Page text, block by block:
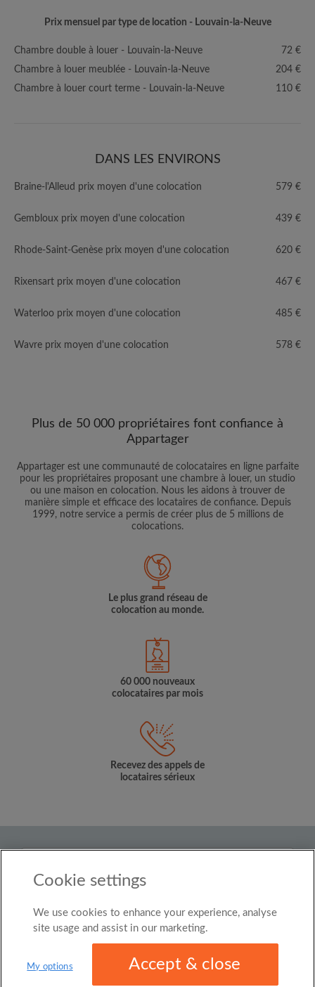
Prix mensuel par type de location - Louvain-la-Neuve
Chambre double à louer - Louvain-la-Neuve
72 €
Chambre à louer meublée - Louvain-la-Neuve
204 €
Chambre à louer court terme - Louvain-la-Neuve
110 €
DANS LES ENVIRONS
Braine-l'Alleud prix moyen d'une colocation 579 €
Gembloux prix moyen d'une colocation 439 €
Rhode-Saint-Genèse prix moyen d'une colocation 620 €
Rixensart prix moyen d'une colocation 467 €
Waterloo prix moyen d'une colocation 485 €
Wavre prix moyen d'une colocation 578 €
Plus de 50 000 propriétaires font confiance à
Appartager
Appartager est une communauté de colocataires en ligne parfaite
pour les propriétaires proposant une chambre à louer, un studio
ou une maison en colocation. Nous les aidons à trouver de
manière simple et efficace des locataires de confiance. Depuis
1999, notre service a permis de créer plus de 5 millions de
colocations.
Le plus grand réseau de
colocation au monde.
60 000 nouveaux
colocataires par mois
Recevez des appels de
locataires sérieux
Belgium
© Roomgo Limited 2025 - 21 Market Place, Stockport,
United Kingdom, SK1 1EU
Cookie settings
We use cookies to enhance your experience, analyse
site usage and assist in our marketing.
My options Accept & close